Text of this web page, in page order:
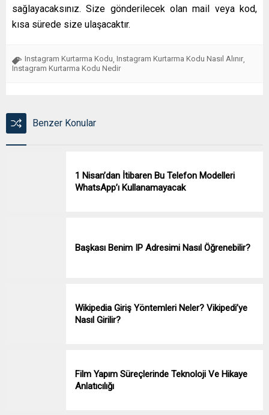
sağlayacaksınız. Size gönderilecek olan mail veya kod,
kısa sürede size ulaşacaktır.
Instagram Kurtarma Kodu Instagram Kurtarma Kodu Nasıl Alınır
Instagram Kurtarma Kodu Nedir
Benzer Konular
1 Nisan’dan İtibaren Bu Telefon Modelleri
WhatsApp’ı Kullanamayacak
Başkası Benim IP Adresimi Nasıl Öğrenebilir?
Wikipedia Giriş Yöntemleri Neler? Vikipedi’ye
Nasıl Girilir?
Film Yapım Süreçlerinde Teknoloji Ve Hikaye
Anlatıcılığı